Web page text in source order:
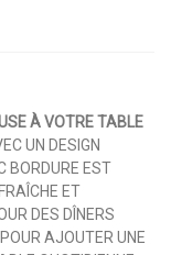
À VOTRE TABLE
UN DESIGN
BORDURE EST
ET
DES DÎNERS
AJOUTER UNE